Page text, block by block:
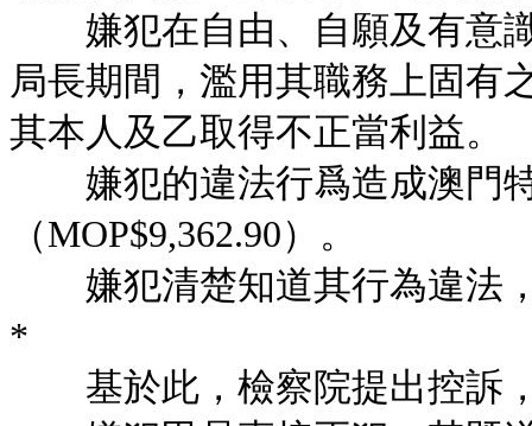
嫌犯在自由、自願及有意識
局長期間，濫用其職務上固有
其本人及乙取得不正當利益。
嫌犯的違法行爲造成澳門特
（MOP$9,362.90）。
嫌犯清楚知道其行為違法
*
基於此，檢察院提出控訴